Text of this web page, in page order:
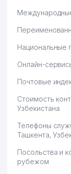
Национальные
Онлайн-
Почтовые
Стоимость
Узбекистана
Телефоны
Ташкента,
Посольства и
рубежом